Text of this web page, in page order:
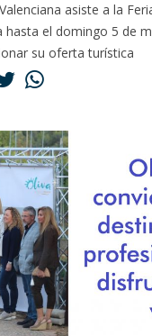
asiste a la
hasta el domingo 5 de
su oferta turística